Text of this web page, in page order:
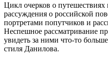
Цикл очерков о
рассуждения о российской
портретами попутчиков и
Неспешное рассматривание
увидеть за ними что-то
стиля Данилова.